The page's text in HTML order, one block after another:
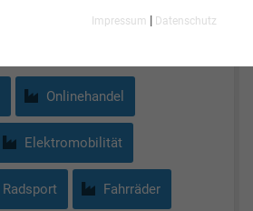
Onlinehandel
Elektromobilität
Radsport Fahrräder
Impressum | Datenschutz